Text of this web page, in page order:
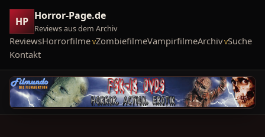
HP Horror-Page.de
Reviews aus dem Archiv
ReviewsHorrorfilme ZombiefilmeVampirfilmeArchiv Suche
Kontakt